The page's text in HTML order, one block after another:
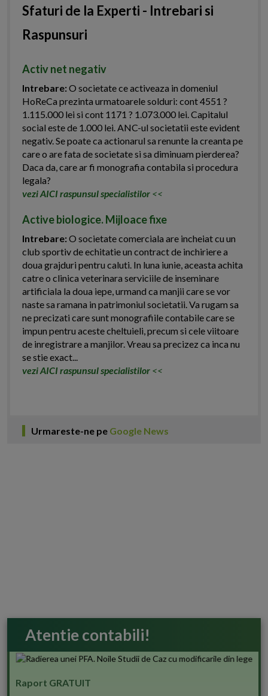
Sfaturi de la Experti - Intrebari si
Raspunsuri
Activ net negativ
Intrebare:O societate ce activeaza in domeniul
HoReCa prezinta urmatoarele solduri: cont 4551 ?
1.115.000 lei si cont 1171 ? 1.073.000 lei. Capitalul
social este de 1.000 lei. ANC-ul societatii este evident
negativ. Se poate ca actionarul sa renunte la creanta pe
care o are fata de societate si sa diminuam pierderea?
Daca da, care ar fi monografia contabila si procedura
legala?
vezi AICI raspunsul specialistilor <<
Active biologice. Mijloace fixe
Intrebare:O societate comerciala are incheiat cu un
club sportiv de echitatie un contract de inchiriere a
doua grajduri pentru caluti. In luna iunie, aceasta achita
catre o clinica veterinara serviciile de inseminare
artificiala la doua iepe, urmand ca manjii care se vor
naste sa ramana in patrimoniul societatii. Va rugam sa
ne precizati care sunt monografiile contabile care se
impun pentru aceste cheltuieli, precum si cele viitoare
de inregistrare a manjilor. Vreau sa precizez ca inca nu
se stie exact...
vezi AICI raspunsul specialistilor <<
Urmareste-ne pe Google News
Atentie contabili!
Raport GRATUIT